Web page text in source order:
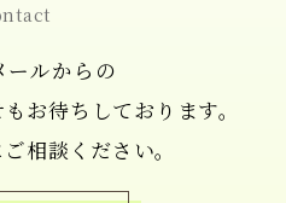
ールからの
お待ちしております。
相談ください。